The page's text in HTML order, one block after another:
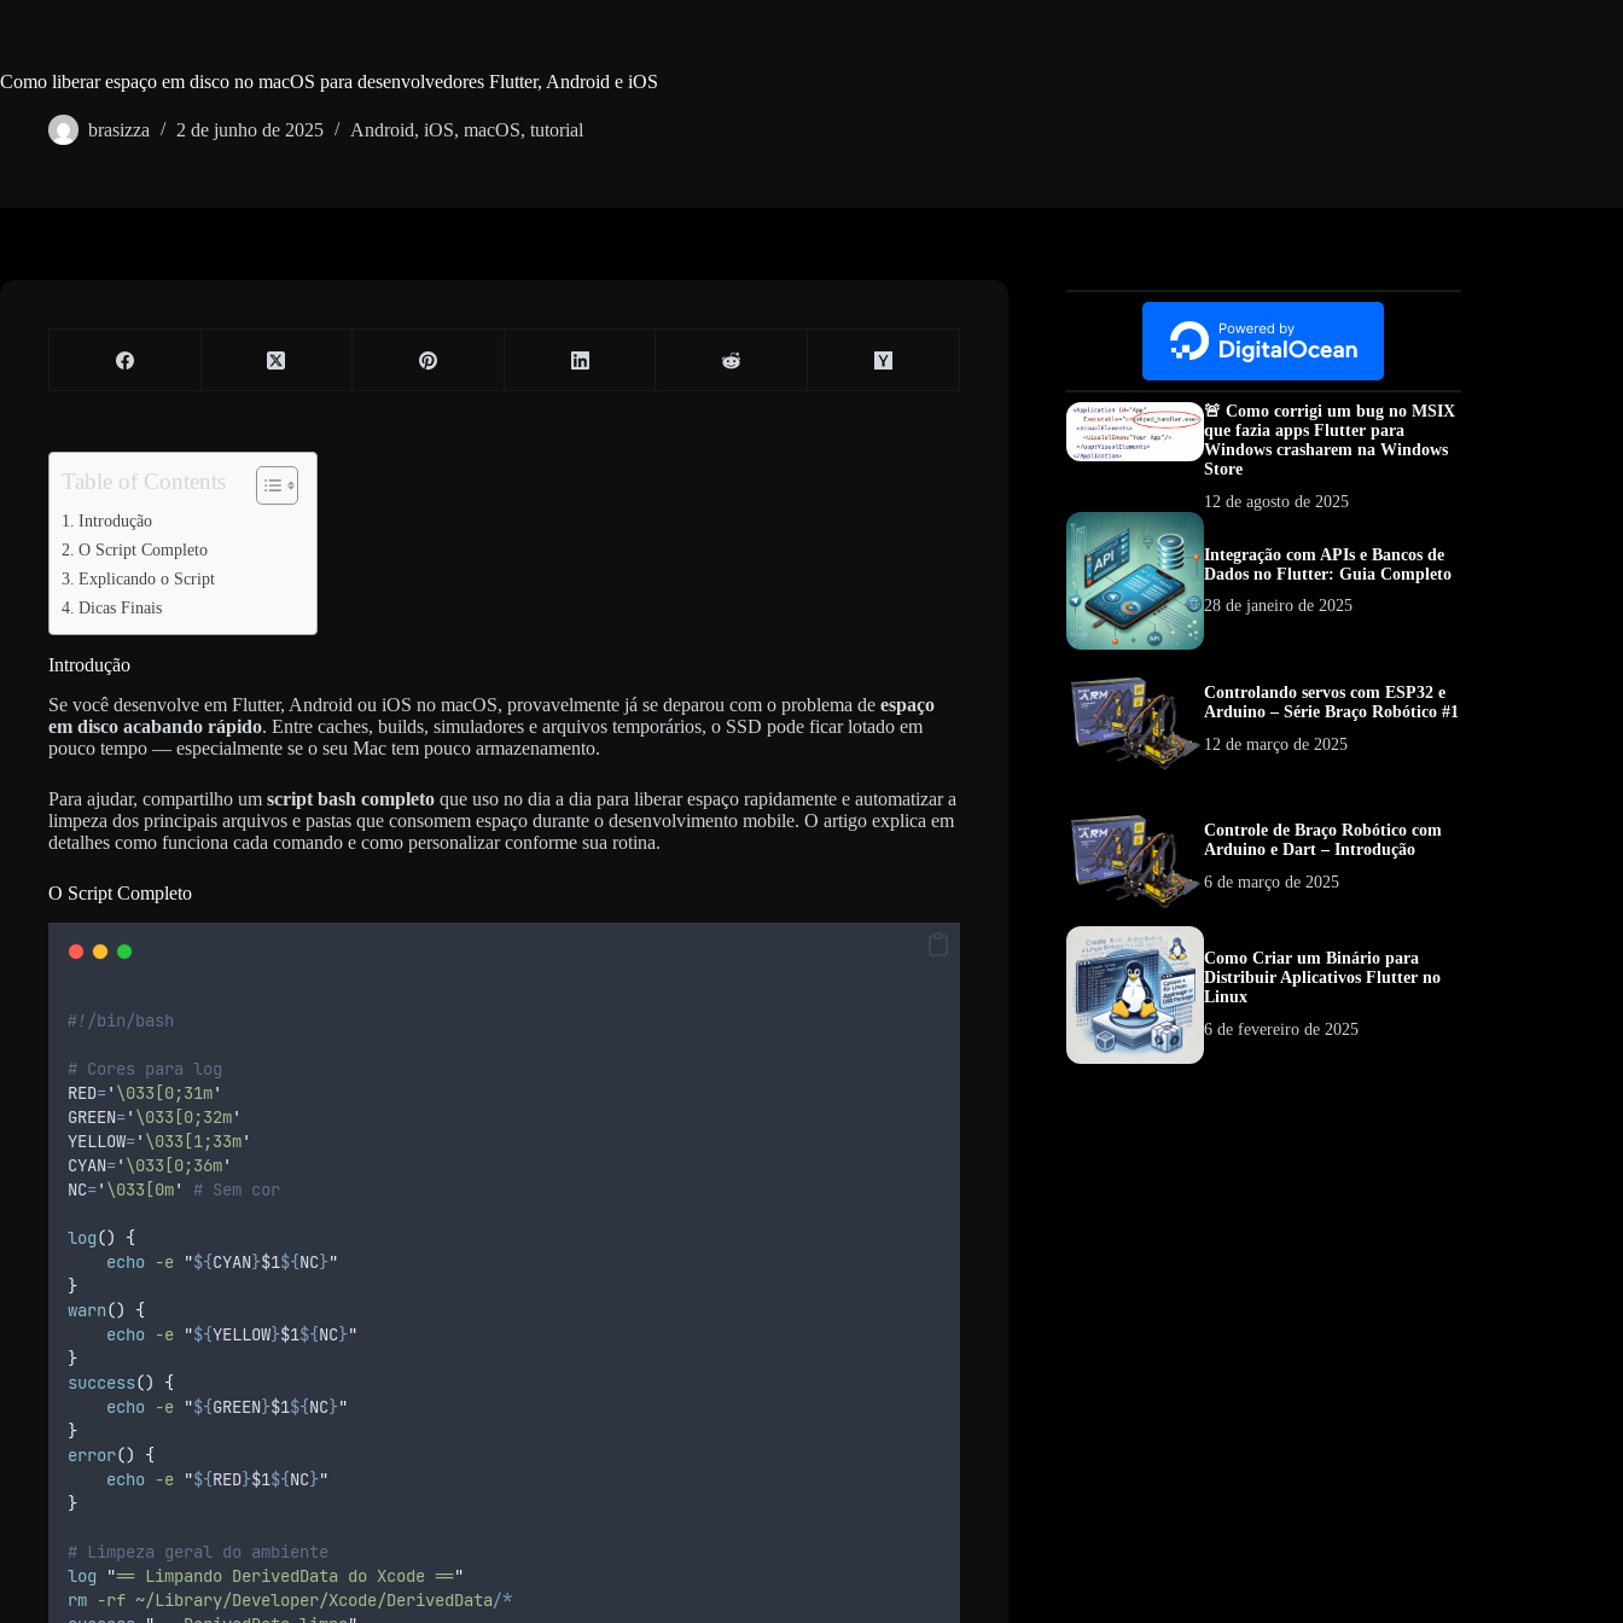
Como liberar espaço em disco no macOS para desenvolvedores Flutter, Android e iOS
brasizza 2 de junho de 2025 Android, iOS, macOS, tutorial
Table of Contents
Introdução
O Script Completo
Explicando o Script
Dicas Finais
Introdução
Se você desenvolve em Flutter, Android ou iOS no macOS, provavelmente já se deparou com o problema de espaço
em disco acabando rápido. Entre caches, builds, simuladores e arquivos temporários, o SSD pode ficar lotado em
pouco tempo — especialmente se o seu Mac tem pouco armazenamento.
Para ajudar, compartilho um script bash completo que uso no dia a dia para liberar espaço rapidamente e automatizar a
limpeza dos principais arquivos e pastas que consomem espaço durante o desenvolvimento mobile. O artigo explica em
detalhes como funciona cada comando e como personalizar conforme sua rotina.
O Script Completo
#!/bin/bash
# Cores para log
RED=' \033[0;31m'
GREEN=' \033[0;32m'
YELLOW=' \033[1;33m'
CYAN=' \033[0;36m'
NC=' \033[0m' # Sem cor
log()
{
echo -e "${CYAN}$1${NC}"
}
warn()
{
echo -e "${YELLOW}$1${NC}"
}
success()
{
echo -e "${GREEN}$1${NC}"
}
error()
{
echo -e "${RED}$1${NC}"
}
# Limpeza geral do ambiente
log
"== Limpando DerivedData do Xcode =="
rm -rf ~/Library/Developer/Xcode/DerivedData/*
🚨 Como corrigi um bug no MSIX
que fazia apps Flutter para
Windows crasharem na Windows
Store
12 de agosto de 2025
Integração com APIs e Bancos de
Dados no Flutter: Guia Completo
28 de janeiro de 2025
Controlando servos com ESP32 e
Arduino – Série Braço Robótico #1
12 de março de 2025
Controle de Braço Robótico com
Arduino e Dart – Introdução
6 de março de 2025
Como Criar um Binário para
Distribuir Aplicativos Flutter no
Linux
6 de fevereiro de 2025